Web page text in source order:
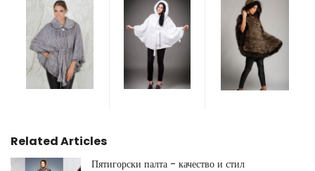
Related Articles
Пятигорски палта - качество и стил